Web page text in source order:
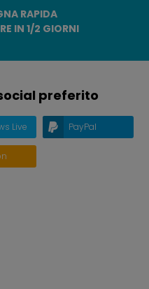
RAPIDA
IN 1/2 GIORNI
preferito
Live PayPal